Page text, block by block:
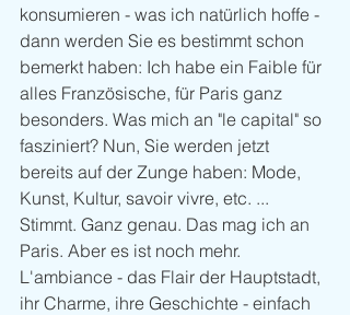
konsumieren - was ich natürlich hoffe -
dann werden Sie es bestimmt schon
bemerkt haben: Ich habe ein Faible für
alles Französische, für Paris ganz
besonders. Was mich an "le capital" so
fasziniert? Nun, Sie werden jetzt
bereits auf der Zunge haben: Mode,
Kunst, Kultur, savoir vivre, etc. ...
Stimmt. Ganz genau. Das mag ich an
Paris. Aber es ist noch mehr.
L'ambiance - das Flair der Hauptstadt,
ihr Charme, ihre Geschichte - einfach